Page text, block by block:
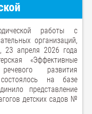
работы с
организаций,
апреля 2026 года
«Эффективные
развития
на базе
представление
детских садов №